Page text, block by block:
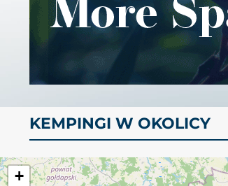
KEMPINGI W OKOLICY
+